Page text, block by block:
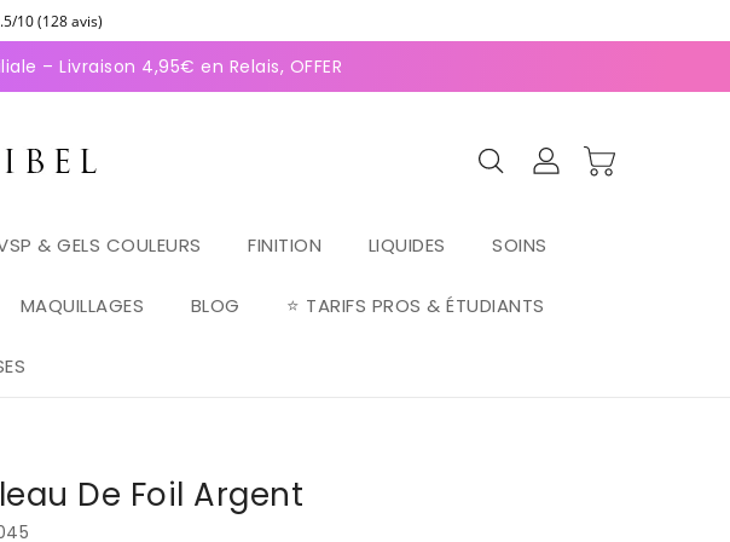
– Livraison 4,95€ en Relais, OFFERTE dès 70€ ⚡Paiement 2-4x Alma ⚡
& GELS COULEURS FINITION LIQUIDES SOINS
MAQUILLAGES BLOG ⭐ TARIFS PROS & ÉTUDIANTS
De Foil Argent